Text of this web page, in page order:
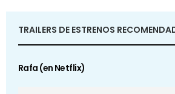
TRAILERS DE ESTRENOS
Rafa (en Netflix)